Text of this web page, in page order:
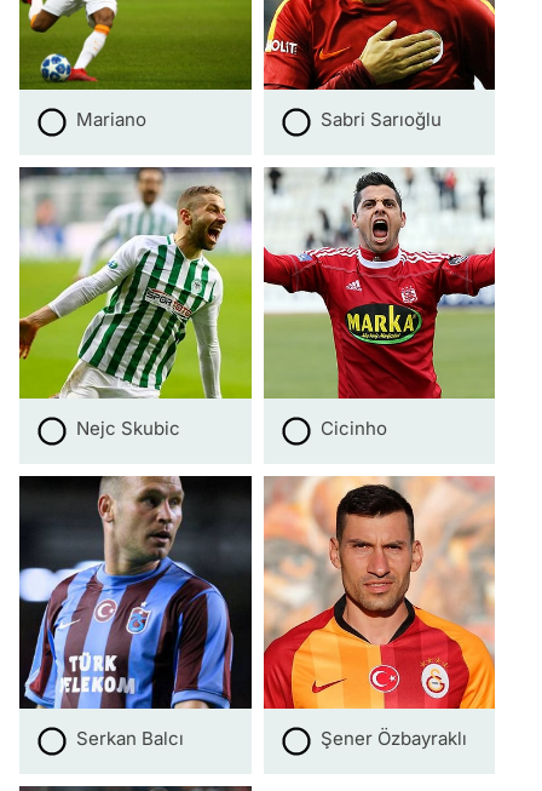
Mariano Sabri Sarıoğlu
Nejc Skubic Cicinho
Serkan Balcı Şener Özbayraklı